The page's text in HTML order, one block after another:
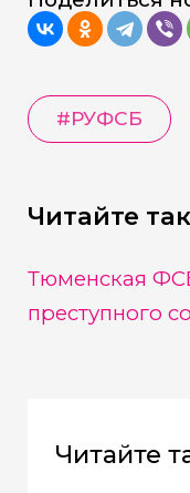
#РУФСБ
Читайте
Тюменская
преступного
Читайте